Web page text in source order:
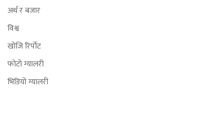
अर्थ र बजार
विश्व
खोजि रिर्पोट
फोटो ग्यालरी
भिडियो ग्यालरी